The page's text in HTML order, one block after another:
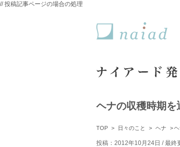
// 投稿記事ページの場合の処理
ヘナの収穫時期を
TOP 日々のこと ヘナ
投稿：2012年10月24日 / 最終